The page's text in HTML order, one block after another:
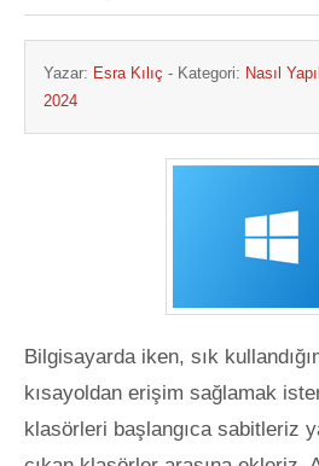
Yazar: Esra Kılıç - Kategori: Nasıl
2024
Bilgisayarda iken, sık
kısayoldan erişim sağlamak
klasörleri başlangıca sabitleriz